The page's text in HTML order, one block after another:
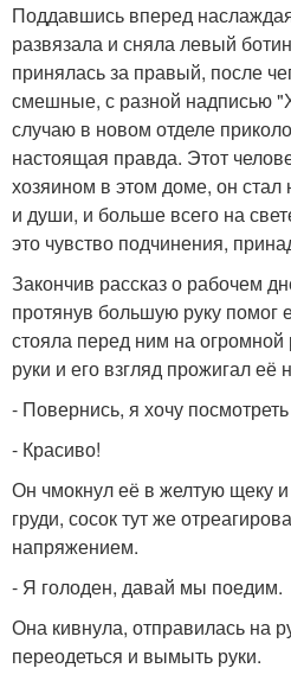
Поддавшись вперед
развязала и сняла левый
принялась за правый, после
смешные, с разной надписью
случаю в новом отделе
настоящая правда. Этот
хозяином в этом доме, он
и души, и больше всего на
это чувство подчинения,
Закончив рассказ о рабочем
протянув большую руку помог
стояла перед ним на огромной
руки и его взгляд прожигал её
- Повернись, я хочу
- Красиво!
Он чмокнул её в желтую щеку
груди, сосок тут же
напряжением.
- Я голоден, давай мы поедим.
Она кивнула, отправилась на
переодеться и вымыть руки.